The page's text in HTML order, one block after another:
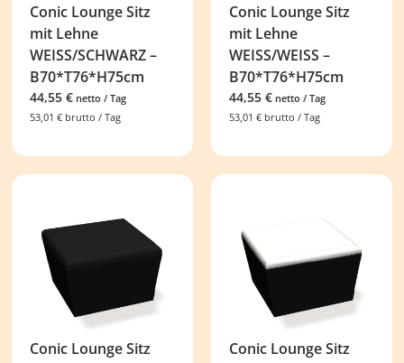
Conic Lounge Sitz
mit Lehne
WEISS/SCHWARZ –
B70*T76*H75cm
44,55€ netto / Tag
53,01€ brutto / Tag
Conic Lounge Sitz
mit Lehne
WEISS/WEISS –
B70*T76*H75cm
44,55 € netto / Tag
53,01 € brutto / Tag
Conic Lounge Sitz
Conic Lounge Sitz